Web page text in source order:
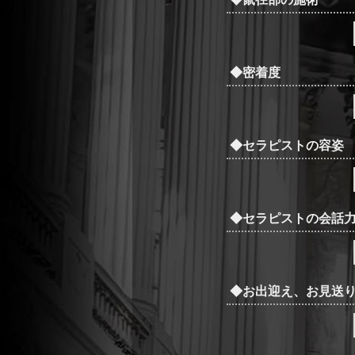
◆密着度
◆セラピストの容姿
◆セラピストの会話
◆お出迎え、お見送